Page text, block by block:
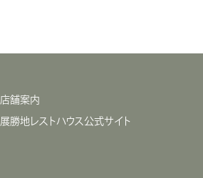
店舗案内
展勝地レストハウス公式サイト